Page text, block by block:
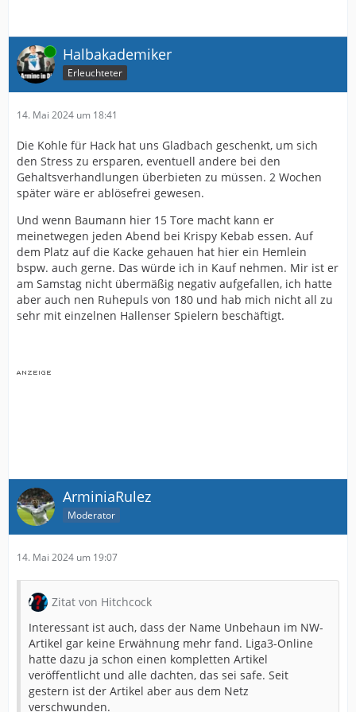
Online Halbakademiker
Erleuchteter
14. Mai 2024 um 18:41
Die Kohle für Hack hat uns Gladbach geschenkt, um sich
den Stress zu ersparen, eventuell andere bei den
Gehaltsverhandlungen überbieten zu müssen. 2 Wochen
später wäre er ablösefrei gewesen.
Und wenn Baumann hier 15 Tore macht kann er
meinetwegen jeden Abend bei Krispy Kebab essen. Auf
dem Platz auf die Kacke gehauen hat hier ein Hemlein
bspw. auch gerne. Das würde ich in Kauf nehmen. Mir ist er
am Samstag nicht übermäßig negativ aufgefallen, ich hatte
aber auch nen Ruhepuls von 180 und hab mich nicht all zu
sehr mit einzelnen Hallenser Spielern beschäftigt.
ArminiaRulez
Moderator
14. Mai 2024 um 19:07
Zitat von Hitchcock
Interessant ist auch, dass der Name Unbehaun im NW-
Artikel gar keine Erwähnung mehr fand. Liga3-Online
hatte dazu ja schon einen kompletten Artikel
veröffentlicht und alle dachten, das sei safe. Seit
gestern ist der Artikel aber aus dem Netz
verschwunden.